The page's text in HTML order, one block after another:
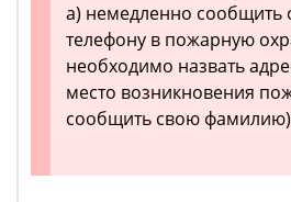
а) немедленно сообщить
телефону в пожарную
необходимо назвать
место возникновения
сообщить свою